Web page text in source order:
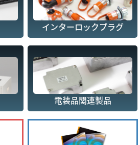
インターロックプラグ
電装品関連製品